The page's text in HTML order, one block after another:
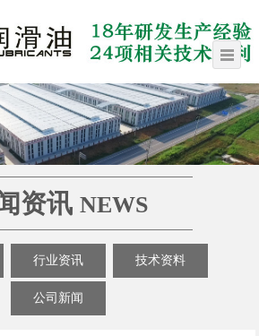
资讯 NEWS
行业资讯 技术资料
公司新闻